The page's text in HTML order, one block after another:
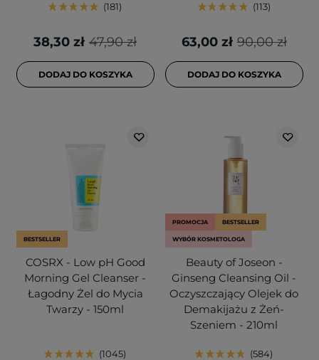
181
47,90 zł
38,30 zł
DODAJ DO KOSZYKA
113
90,00 zł
63,00 zł
DODAJ DO KOSZYKA
BESTSELLER
COSRX - Low pH Good
Morning Gel Cleanser -
Łagodny Żel do Mycia
Twarzy - 150ml
1045
PROMOCJA BESTSELLER
WYBÓR KOSMETOLOGA
Beauty of Joseon -
Ginseng Cleansing Oil -
Oczyszczający Olejek do
Demakijażu z Żeń-
Szeniem - 210ml
584